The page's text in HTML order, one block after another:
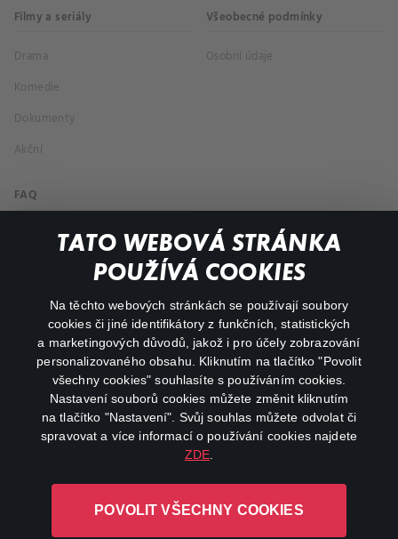
TATO WEBOVÁ STRÁNKA
POUŽÍVÁ COOKIES
Na těchto webových stránkách se používají soubory
cookies či jiné identifikátory z funkčních, statistických
a marketingových důvodů, jakož i pro účely zobrazování
personalizovaného obsahu. Kliknutím na tlačítko "Povolit
všechny cookies" souhlasíte s používáním cookies.
Nastavení souborů cookies můžete změnit kliknutím
na tlačítko "Nastavení". Svůj souhlas můžete odvolat či
spravovat a více informací o používání cookies najdete
ZDE
POVOLIT VŠECHNY COOKIES
Filmy a seriály
Drama
Komedie
Dokumenty
Akční
Všeobecné podmínky
Osobní údaje
FAQ
Můj účet
Důležité odkazy
facebookinstagram
youtube
L-1246 Luxembourg R.C.S.